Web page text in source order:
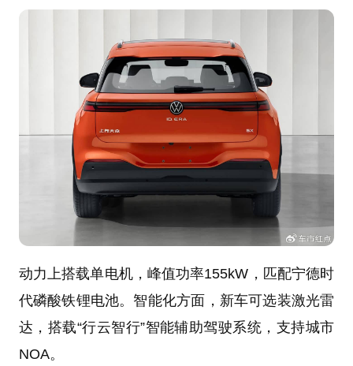
动力上搭载单电机，峰值功率155kW，匹配宁德时
代磷酸铁锂电池。智能化方面，新车可选装激光雷
达，搭载“行云智行”智能辅助驾驶系统，支持城市
NOA。